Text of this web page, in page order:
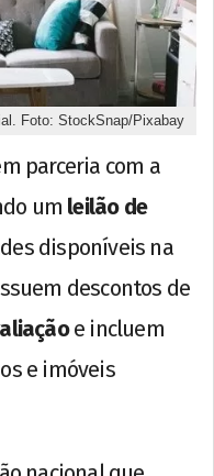
Foto: StockSnap/Pixabay
parceria com a
um leilão de
disponíveis na
descontos de
e incluem
e imóveis